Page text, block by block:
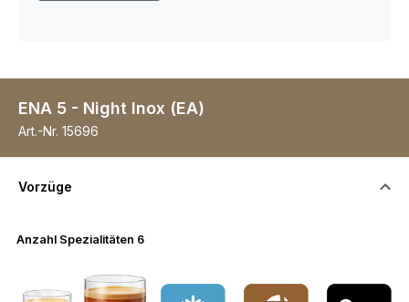
ENA 5 - Night Inox (EA)
Art.-Nr. 15696
Vorzüge